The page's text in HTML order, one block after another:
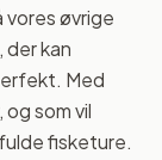
vores øvrige
, der kan
Med
som vil
fisketure.